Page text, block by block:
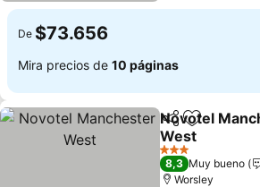
De $73.656
Mira precios de 10 páginas
CompartirAgregar a
Novotel
West
3 Estrellas
8,3 Muy bueno
Worsley